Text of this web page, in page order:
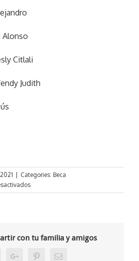
Alonso
Citlali
Judith
Categories: Beca
en
Resultados
–
2021
con tu familia y amigos
Google+ PinterestEmail